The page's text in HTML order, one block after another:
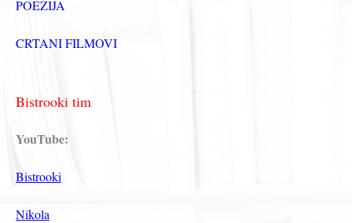
POEZIJA
CRTANI FILMOVI
Bistrooki tim
YouTube:
Bistrooki
Nikola